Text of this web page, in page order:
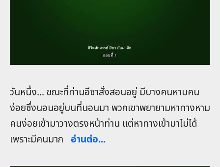
วันหนึ่ง… ขณะที่ท่านอีซาสั่งสอนอยู่ มีบางคนหามคน
ง่อยซึ่งนอนอยู่บนที่นอนมา พวกเขาพยายามหาทางหาม
คนง่อยเข้ามาวางตรงหน้าท่าน แต่หาทางเข้ามาไม่ได้
เพราะมีคนมาก อ่านต่อ...